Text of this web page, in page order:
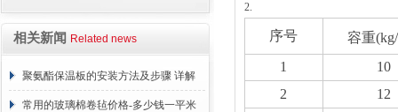
相关新闻 Related news
聚氨酯保温板的安装方法及步骤 详解
常用的玻璃棉卷毡价格-多少钱一平米
2.
序号
容重
1
10
2
12